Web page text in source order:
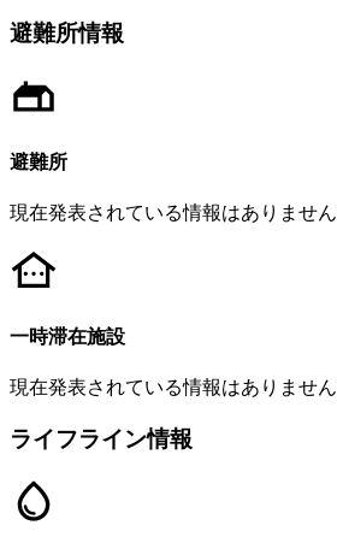
避難所情報
避難所
現在発表されている情報はありません
一時滞在施設
現在発表されている情報はありません
ライフライン情報